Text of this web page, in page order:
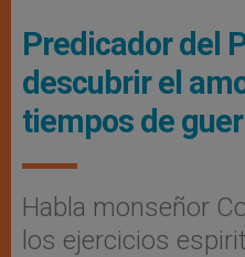
Predicador del
descubrir el
tiempos de
Habla monseñor
los ejercicios